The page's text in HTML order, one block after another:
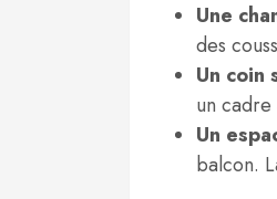
Une
des
Un coin
un cadre
Un
balcon.